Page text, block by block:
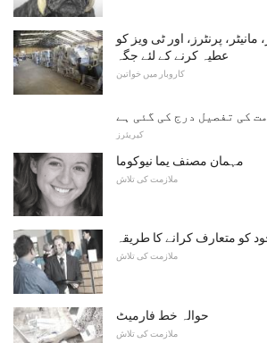
پرنٹرز، اور ٹی ویز کو
عطیہ کرنے کے لئے جگہ
کاروبار میں خواتین
کی تفصیل درج کی گئی ہے
کیریئرز
مہمان مصنف یما نیوکوما
ملازمت کی تلاش
کو متعارف کرانے کا طریقہ
ملازمت کی تلاش
حوالہ خط فارمیٹ
ملازمت کی تلاش